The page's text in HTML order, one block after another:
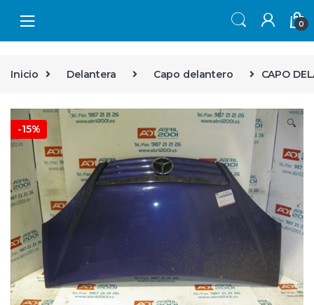
0
Inicio Delantera Capo delantero CAPO
-15% 🔍